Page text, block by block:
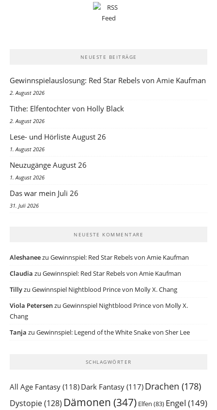
NEUESTE BEITRÄGE
Gewinnspielauslosung: Red Star Rebels von Amie Kaufman
2. August 2026
Tithe: Elfentochter von Holly Black
2. August 2026
Lese- und Hörliste August 26
1. August 2026
Neuzugänge August 26
1. August 2026
Das war mein Juli 26
31. Juli 2026
NEUESTE KOMMENTARE
Aleshaneezu Gewinnspiel: Red Star Rebels von Amie Kaufman
Claudia zu Gewinnspiel: Red Star Rebels von Amie Kaufman
Tillyzu Gewinnspiel Nightblood Prince von Molly X. Chang
Viola Petersenzu Gewinnspiel Nightblood Prince von Molly X.
Chang
Tanja zu Gewinnspiel: Legend of the White Snake von Sher Lee
SCHLAGWÖRTER
All Age Fantasy (118) Dark Fantasy (117) Drachen (178)
Dystopie(128) Dämonen (347) Elfen (83) Engel (149)